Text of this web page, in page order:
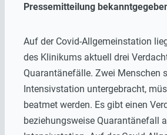
Pressemitteilung
Auf der Covid-Allgemeinstation
des Klinikums aktuell drei
Quarantänefälle. Zwei Menschen
Intensivstation untergebracht,
beatmet werden. Es gibt einen
beziehungsweise Quarantänefall